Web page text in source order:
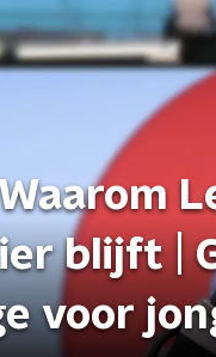
blijft |
voor